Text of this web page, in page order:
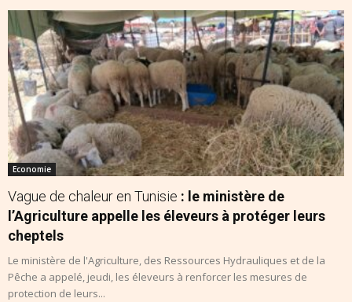
Economie
Vague de chaleur en Tunisie : le ministère de
l’Agriculture appelle les éleveurs à protéger leurs
cheptels
Le ministère de l'Agriculture, des Ressources Hydrauliques et de la
Pêche a appelé, jeudi, les éleveurs à renforcer les mesures de
protection de leurs...